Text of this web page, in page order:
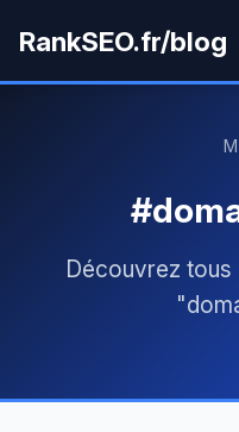
RankSEO.fr/blog
Découvrez tous